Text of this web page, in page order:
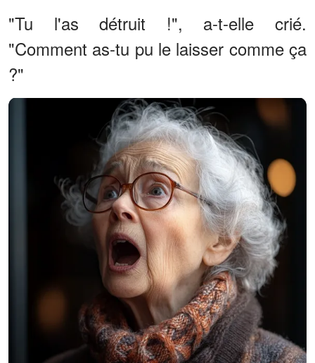
"Tu l'as détruit !", a-t-elle crié.
"Comment as-tu pu le laisser comme ça
?"